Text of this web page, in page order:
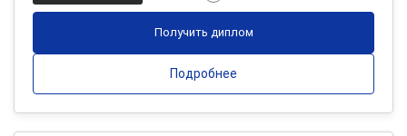
Получить диплом
Подробнее